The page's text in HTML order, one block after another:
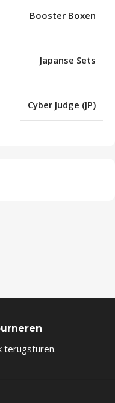
Booster Boxen
Japanse Sets
Cyber Judge (JP)
terugsturen.